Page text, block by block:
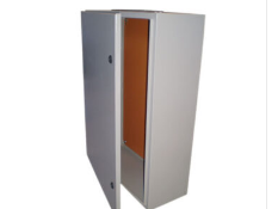
BRCE8060-25